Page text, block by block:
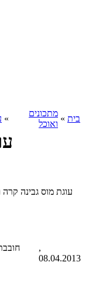
בית »
מתכונים
ואוכל
»
,
08.04.2013